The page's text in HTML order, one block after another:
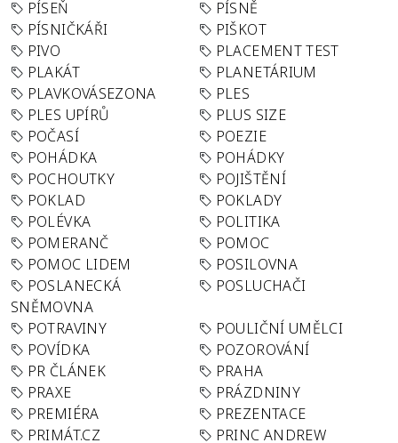
PÍSEŇ
PÍSNĚ
PÍSNIČKÁŘI
PIŠKOT
PIVO
PLACEMENT TEST
PLAKÁT
PLANETÁRIUM
PLAVKOVÁSEZONA
PLES
PLES UPÍRŮ
PLUS SIZE
POČASÍ
POEZIE
POHÁDKA
POHÁDKY
POCHOUTKY
POJIŠTĚNÍ
POKLAD
POKLADY
POLÉVKA
POLITIKA
POMERANČ
POMOC
POMOC LIDEM
POSILOVNA
POSLANECKÁ
SNĚMOVNA
POSLUCHAČI
POTRAVINY
POULIČNÍ UMĚLCI
POVÍDKA
POZOROVÁNÍ
PR ČLÁNEK
PRAHA
PRAXE
PRÁZDNINY
PREMIÉRA
PREZENTACE
PRIMÁT.CZ
PRINC ANDREW